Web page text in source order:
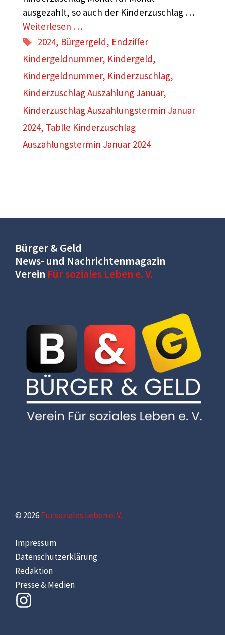
ausgezahlt, so auch der Kinderzuschlag …
Weiterlesen …
Schlagwörter
2024, Bürgergeld, Endziffer
Kindergeldnummer, Kindergeld,
Kindergeldnummer, Kinderzuschlag,
Kinderzuschlag Auszahlung Januar,
Kinderzuschlag Auszahlungstermin Januar
2024, Tablle Kinderzuschlag
Auszahlungstermin Januar 2024
Bürger & Geld
News- und Nachrichtenmagazin
Verein Für soziales Leben e. V.
© 2026Für soziales Leben e. V.
Impressum
Datenschutzerklärung
Redaktion
Presse & Medien